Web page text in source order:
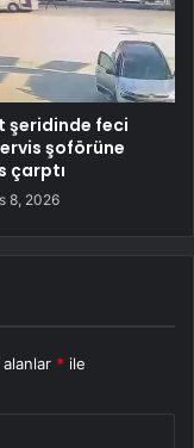
şeridinde feci
şoförüne
çarptı
8, 2026
* ile